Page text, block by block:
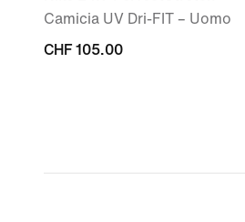
Camicia UV Dri-FIT – Uomo
CHF
CHF 105.00